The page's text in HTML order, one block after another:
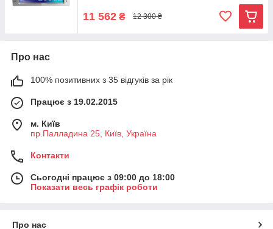
11 562 ₴ 12 300 ₴
Про нас
100% позитивних з 35 відгуків за рік
Працює з 19.02.2015
м. Київ
пр.Палладина 25, Київ, Україна
Контакти
Сьогодні працює з 09:00 до 18:00
Показати весь графік роботи
Про нас